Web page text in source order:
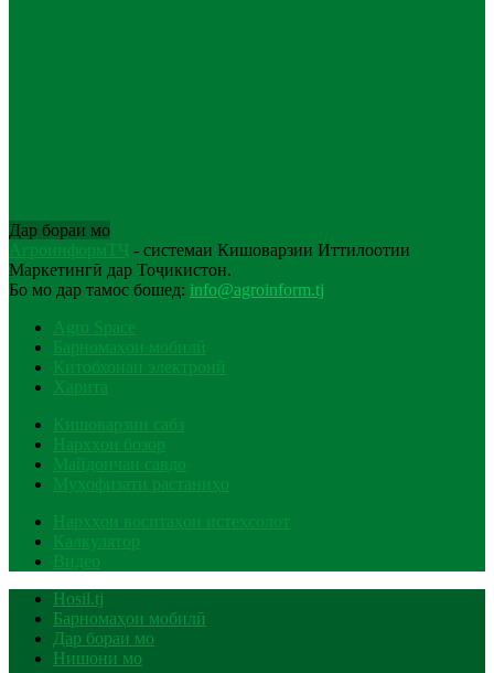
Дар бораи мо
АгроинформТҶ - системаи Кишоварзии Иттилоотии
Маркетингӣ дар Тоҷикистон.
Бо мо дар тамос бошед: info@agroinform.tj
Agro Space
Барномаҳои мобилӣ
Китобхонаи электронӣ
Харита
Кишоварзии сабз
Нархҳои бозор
Майдончаи савдо
Муҳофизати растаниҳо
Нархҳои воситаҳои истеҳсолот
Калкулятор
Видео
Hosil.tj
Барномаҳои мобилӣ
Дар бораи мо
Нишони мо